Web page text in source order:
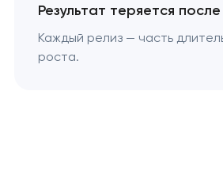
Результат теряется
Каждый релиз — часть
роста.